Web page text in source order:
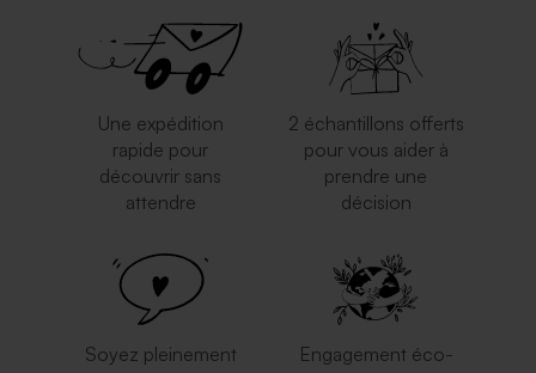
Une expédition
rapide pour
découvrir sans
attendre
2 échantillons offerts
pour vous aider à
prendre une
décision
Soyez pleinement
Engagement éco-